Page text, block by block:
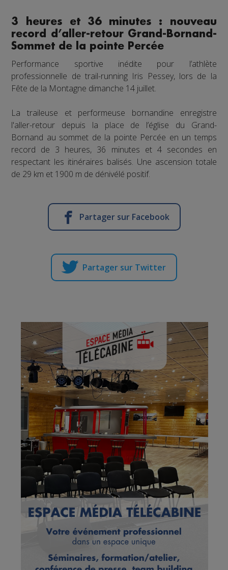
3 heures et 36 minutes : nouveau
record d’aller-retour Grand-Bornand-
Sommet de la pointe Percée
Performance sportive inédite pour l’athlète
professionnelle de trail-running Iris Pessey, lors de la
Fête de la Montagne dimanche 14 juillet.
La traileuse et performeuse bornandine enregistre
l'aller-retour depuis la place de l’église du Grand-
Bornand au sommet de la pointe Percée en un temps
record de 3 heures, 36 minutes et 4 secondes en
respectant les itinéraires balisés. Une ascension totale
de 29 km et 1900 m de dénivélé positif.
Partager sur Facebook
Partager sur Twitter